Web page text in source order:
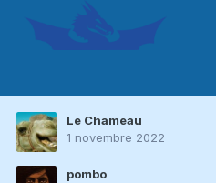
Le Chameau
1 novembre 2022
pombo